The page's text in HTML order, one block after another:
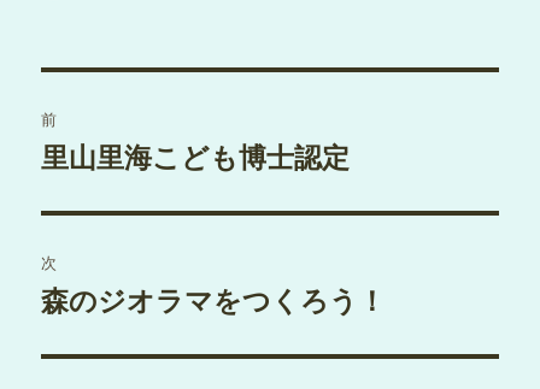
稿
ビ
ゲ
ー
前
過
の
投
稿:
里山里海こども博士認定
次
次
投
森のジオラマをつくろう！